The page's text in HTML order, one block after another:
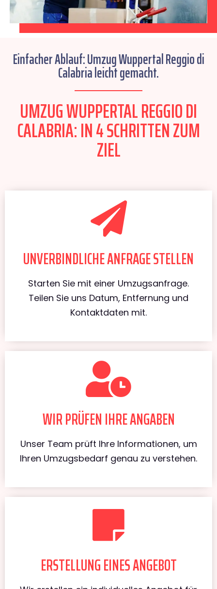
Einfacher Ablauf: Umzug Wuppertal Reggio di
Calabria leicht gemacht.
UMZUG WUPPERTAL REGGIO DI
CALABRIA: IN 4 SCHRITTEN ZUM
ZIEL
UNVERBINDLICHE ANFRAGE STELLEN
Starten Sie mit einer Umzugsanfrage.
Teilen Sie uns Datum, Entfernung und
Kontaktdaten mit.
WIR PRÜFEN IHRE ANGABEN
Unser Team prüft Ihre Informationen, um
Ihren Umzugsbedarf genau zu verstehen.
ERSTELLUNG EINES ANGEBOT